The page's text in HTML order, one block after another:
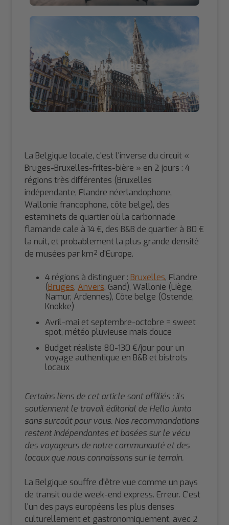
Bruxelles
La Belgique locale, c'est l'inverse du circuit «
Bruges-Bruxelles-frites-bière » en 2 jours : 4
régions très différentes (Bruxelles
indépendante, Flandre néerlandophone,
Wallonie francophone, côte belge), des
estaminets de quartier où la carbonnade
flamande cale à 14 €, des B&B de quartier à 80 €
la nuit, et probablement la plus grande densité
de musées par km² d'Europe.
4 régions à distinguer : Bruxelles, Flandre
(Bruges, Anvers, Gand), Wallonie (Liège,
Namur, Ardennes), Côte belge (Ostende,
Knokke)
Avril-mai et septembre-octobre = sweet
spot, météo pluvieuse mais douce
Budget réaliste 80-130 €/jour pour un
voyage authentique en B&B et bistrots
locaux
Certains liens de cet article sont affiliés : ils
soutiennent le travail éditorial de Hello Junto
sans surcoût pour vous. Nos recommandations
restent indépendantes et basées sur le vécu
des voyageurs de notre communauté et des
locaux que nous connaissons sur le terrain.
La Belgique souffre d'être vue comme un pays
de transit ou de week-end express. Erreur. C'est
l'un des pays européens les plus denses
culturellement et gastronomiquement, avec 2